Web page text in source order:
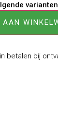
AAN
betalen bij